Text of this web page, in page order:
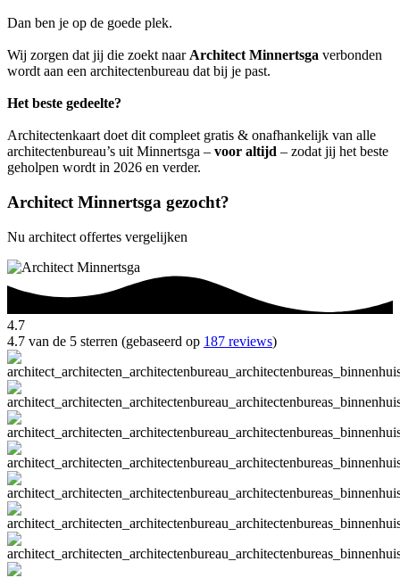
Dan ben je op de goede plek.
Wij zorgen dat jij die zoekt naar Architect Minnertsga verbonden
wordt aan een architectenbureau dat bij je past.
Het beste gedeelte?
Architectenkaart doet dit compleet gratis & onafhankelijk van alle
architectenbureau’s uit Minnertsga – voor altijd – zodat jij het beste
geholpen wordt in 2026 en verder.
Architect Minnertsga gezocht?
Nu architect offertes vergelijken
4.7
4.7 van de 5 sterren (gebaseerd op 187 reviews)